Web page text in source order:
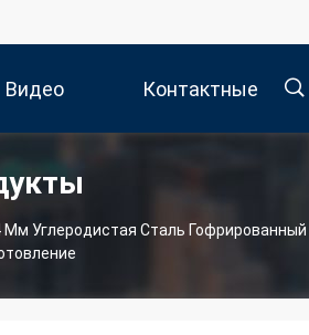
Видео Контактные
Мм Углеродистая Сталь Гофрированный